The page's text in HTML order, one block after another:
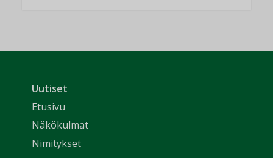
Uutiset
Etusivu
Näkökulmat
Nimitykset